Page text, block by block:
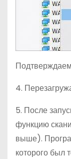
4.
5. После
функцию
выше).
которого был